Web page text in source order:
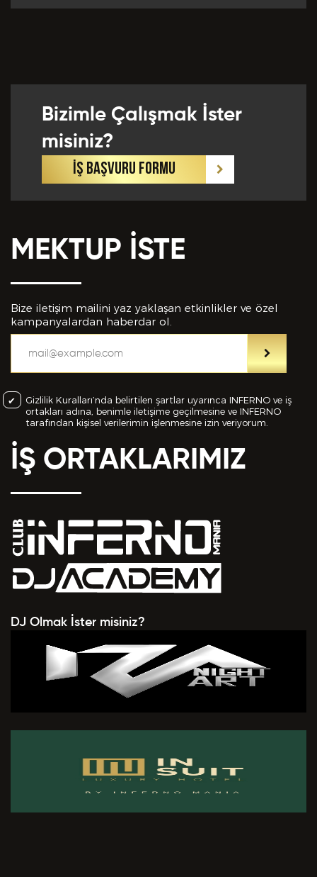
Bizimle Çalışmak İster
misiniz?
İŞ BAŞVURU FORMU
MEKTUP İSTE
Bize iletişim mailini yaz yaklaşan etkinlikler ve özel
kampanyalardan haberdar ol.
Gizlilik Kuralları’nda belirtilen şartlar uyarınca INFERNO ve iş
ortakları adına, benimle iletişime geçilmesine ve INFERNO
tarafından kişisel verilerimin işlenmesine izin veriyorum.
İŞ ORTAKLARIMIZ
DJ Olmak İster misiniz?
Eklemek İstedikleriniz *
CV EKLE
eksiksiz olarak tarafımdan doldurulduğunu, bu
bilgiler içinde esasa etki yapan herhangi bir eksiklik
veya yanlışlık olması ve bu durumun tespiti halinde
bunun Hizmet Sözleşmemin feshedilmesi için bir
sebep olanağını anlayarak kabul ettiğimi beyan
ederim.
BAŞVURUMU GÖNDER